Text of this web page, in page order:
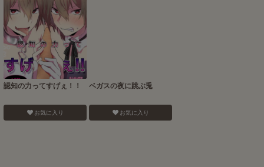
認知の力ってすげぇ！！
お気に入り
ベガスの夜に跳ぶ兎
お気に入り